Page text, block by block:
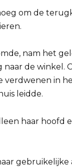
om de
nam het
de winkel.
verdwenen in
leidde.
haar hoofd
gebruikelijke